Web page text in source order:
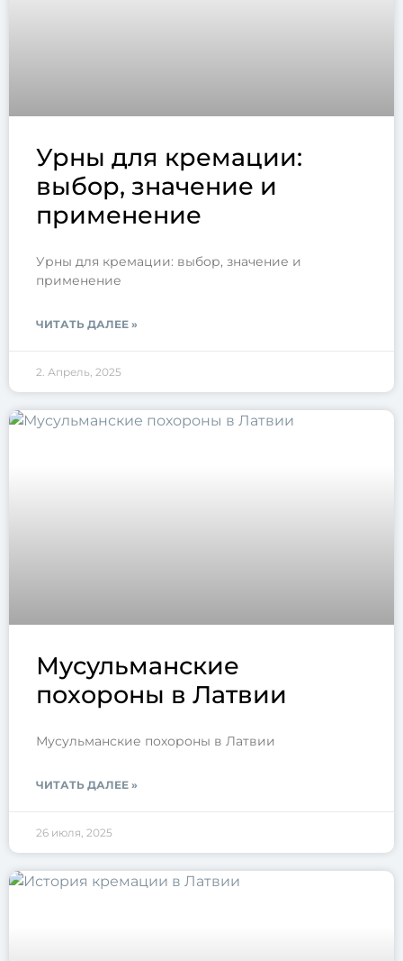
Урны для кремации:
выбор, значение и
применение
Урны для кремации: выбор, значение и
применение
ЧИТАТЬ ДАЛЕЕ »
2. Апрель, 2025
Мусульманские
похороны в Латвии
Мусульманские похороны в Латвии
ЧИТАТЬ ДАЛЕЕ »
26 июля, 2025